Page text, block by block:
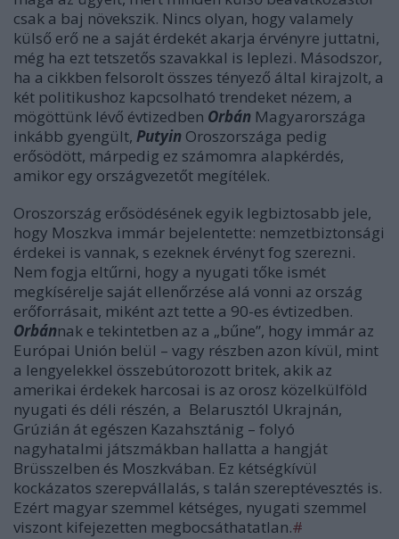
csak a baj növekszik. Nincs olyan, hogy valamely
külső erő ne a saját érdekét akarja érvényre juttatni,
még ha ezt tetszetős szavakkal is leplezi. Másodszor,
ha a cikkben felsorolt összes tényező által kirajzolt, a
két politikushoz kapcsolható trendeket nézem, a
mögöttünk lévő évtizedben Orbán Magyarországa
inkább gyengült, Putyin Oroszországa pedig
erősödött, márpedig ez számomra alapkérdés,
amikor egy országvezetőt megítélek.
Oroszország erősödésének egyik legbiztosabb jele,
hogy Moszkva immár bejelentette: nemzetbiztonsági
érdekei is vannak, s ezeknek érvényt fog szerezni.
Nem fogja eltűrni, hogy a nyugati tőke ismét
megkísérelje saját ellenőrzése alá vonni az ország
erőforrásait, miként azt tette a 90-es évtizedben.
Orbánnak e tekintetben az a „bűne”, hogy immár az
Európai Unión belül – vagy részben azon kívül, mint
a lengyelekkel összebútorozott britek, akik az
amerikai érdekek harcosai is az orosz közelkülföld
nyugati és déli részén, a Belarusztól Ukrajnán,
Grúzián át egészen Kazahsztánig – folyó
nagyhatalmi játszmákban hallatta a hangját
Brüsszelben és Moszkvában. Ez kétségkívül
kockázatos szerepvállalás, s talán szereptévesztés is.
Ezért magyar szemmel kétséges, nyugati szemmel
viszont kifejezetten megbocsáthatatlan.#